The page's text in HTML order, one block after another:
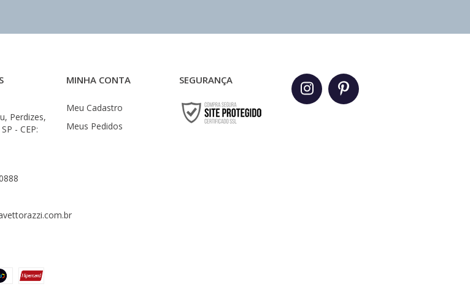
Perdizes,
- CEP:
MINHA CONTA
Meu Cadastro
Meus Pedidos
SEGURANÇA